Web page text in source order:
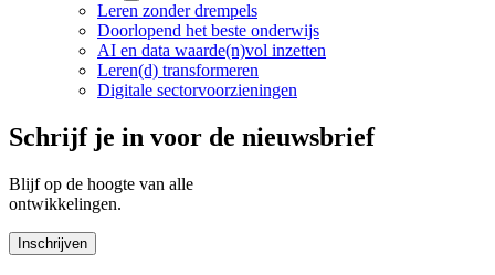
Leren zonder drempels
Doorlopend het beste onderwijs
AI en data waarde(n)vol inzetten
Leren(d) transformeren
Digitale sectorvoorzieningen
Schrijf je in voor de nieuwsbrief
Blijf op de hoogte van alle
ontwikkelingen.
Inschrijven